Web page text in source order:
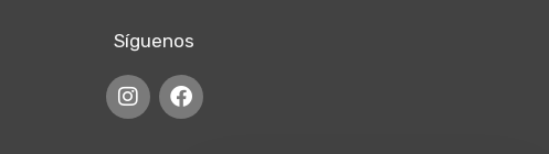
Síguenos
I
n
F
a